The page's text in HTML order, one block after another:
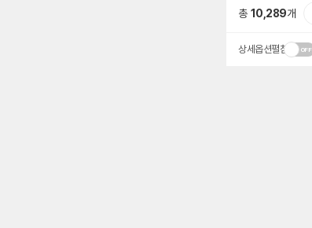
총 10,289개
상세옵션펼침